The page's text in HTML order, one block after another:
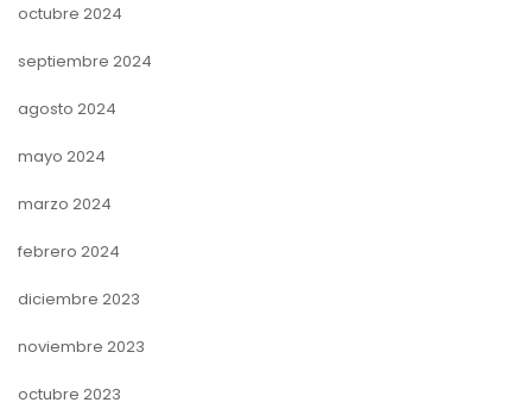
octubre 2024
septiembre 2024
agosto 2024
mayo 2024
marzo 2024
febrero 2024
diciembre 2023
noviembre 2023
octubre 2023